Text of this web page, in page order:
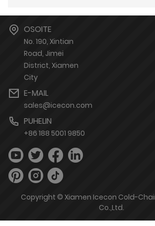
OSOITE
No. 190, Xintian
Road, Jimei
District, Xiamen
City
E-MAIL
sales@icecon.com
PUHELIN
+86 188 5001 9850
Copyright © Xiamen Icecon Cold-
Co.,Ltd.